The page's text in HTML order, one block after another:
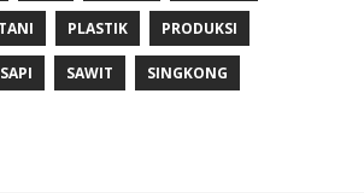
PLASTIK PRODUKSI
SAPI SAWIT SINGKONG